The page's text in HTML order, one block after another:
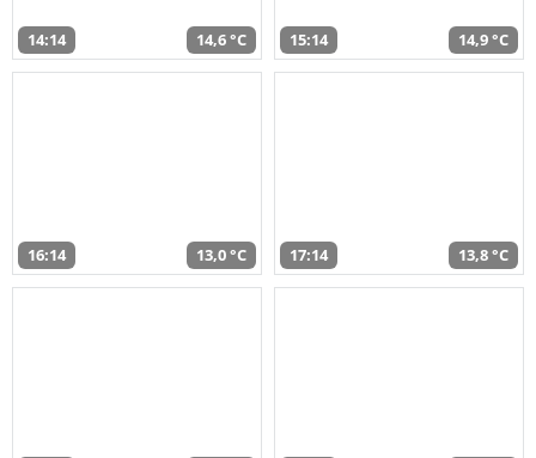
14:14 14,6 °C 15:14 14,9 °C
16:14 13,0 °C 17:14 13,8 °C